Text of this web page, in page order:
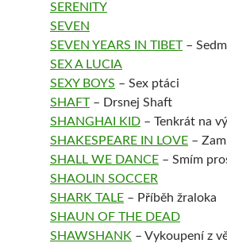
SERENITY
SEVEN
SEVEN YEARS IN TIBET–
SEX A LUCIA
SEXY BOYS – Sex ptáci
SHAFT– Drsnej Shaft
SHANGHAI KID – Tenkrát na
SHAKESPEARE IN LOVE –
SHALL WE DANCE – Smím
SHAOLIN SOCCER
SHARK TALE – Příběh žraloka
SHAUN OF THE DEAD
SHAWSHANK – Vykoupení z